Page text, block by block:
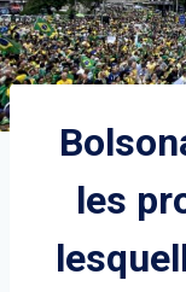
les